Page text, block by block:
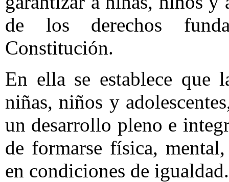
de los derechos
Constitución.
En ella se establece que
niñas, niños y
un desarrollo pleno e
de formarse física,
en condiciones de igualdad.